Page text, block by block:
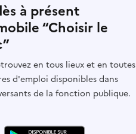
à présent
“Choisir le
en tous lieux et en toutes
d'emploi disponibles dans
de la fonction publique.